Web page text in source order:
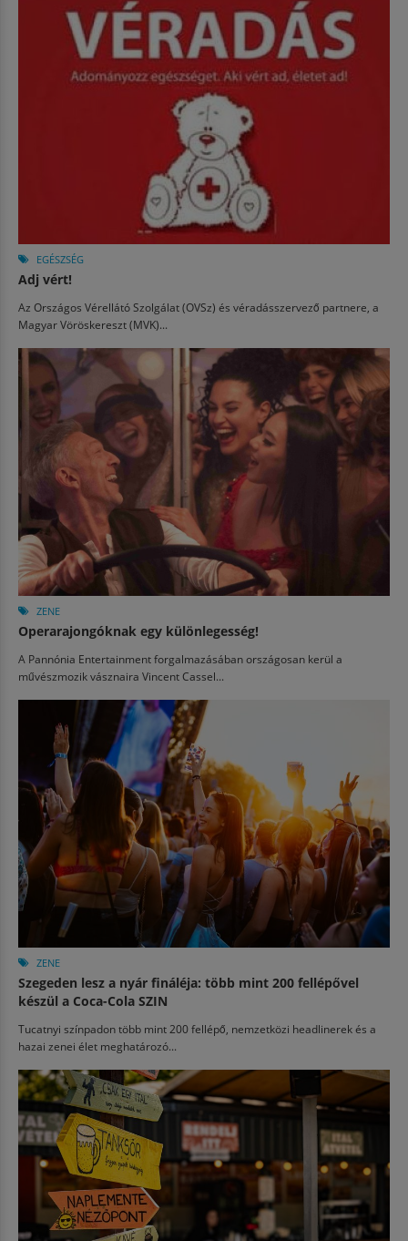
EGÉSZSÉG
Adj vért!
Az Országos Vérellátó Szolgálat (OVSz) és véradásszervező partnere, a
Magyar Vöröskereszt (MVK)...
ZENE
Operarajongóknak egy különlegesség!
A Pannónia Entertainment forgalmazásában országosan kerül a
művészmozik vásznaira Vincent Cassel...
ZENE
Szegeden lesz a nyár fináléja: több mint 200 fellépővel
készül a Coca-Cola SZIN
Tucatnyi színpadon több mint 200 fellépő, nemzetközi headlinerek és a
hazai zenei élet meghatározó...